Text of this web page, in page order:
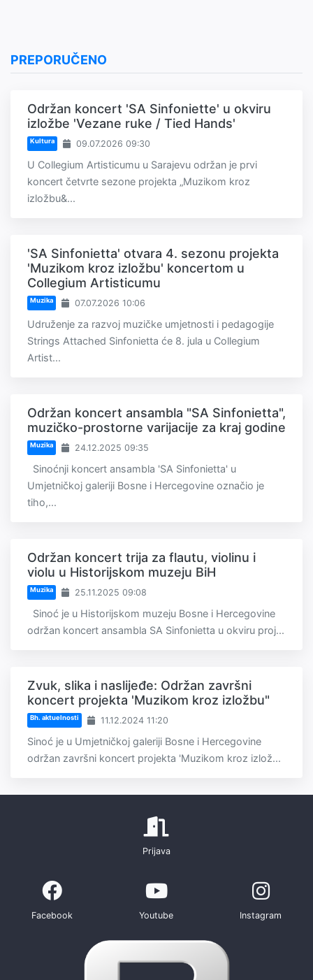
PREPORUČENO
Održan koncert 'SA Sinfoniette' u okviru
izložbe 'Vezane ruke / Tied Hands'
Kultura 09.07.2026 09:30
U Collegium Artisticumu u Sarajevu održan je prvi
koncert četvrte sezone projekta „Muzikom kroz
izložbu&...
'SA Sinfonietta' otvara 4. sezonu projekta
'Muzikom kroz izložbu' koncertom u
Collegium Artisticumu
Muzika 07.07.2026 10:06
Udruženje za razvoj muzičke umjetnosti i pedagogije
Strings Attached Sinfonietta će 8. jula u Collegium
Artist...
Održan koncert ansambla "SA Sinfonietta",
muzičko-prostorne varijacije za kraj godine
Muzika 24.12.2025 09:35
Sinoćnji koncert ansambla 'SA Sinfonietta' u
Umjetničkoj galeriji Bosne i Hercegovine označio je
tiho,...
Održan koncert trija za flautu, violinu i
violu u Historijskom muzeju BiH
Muzika 25.11.2025 09:08
Sinoć je u Historijskom muzeju Bosne i Hercegovine
održan koncert ansambla SA Sinfonietta u okviru proj...
Zvuk, slika i naslijeđe: Održan završni
koncert projekta 'Muzikom kroz izložbu"
Bh. aktuelnosti 11.12.2024 11:20
Sinoć je u Umjetničkoj galeriji Bosne i Hercegovine
održan završni koncert projekta 'Muzikom kroz izlož...
Prijava
Facebook Youtube Instagram